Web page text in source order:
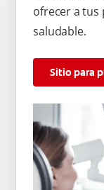
ofrecer a tus
saludable.
Sitio para